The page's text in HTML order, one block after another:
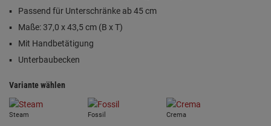
Passend für Unterschränke ab 45 cm
Maße: 37,0 x 43,5 cm (B x T)
Mit Handbetätigung
Unterbaubecken
Variante wählen
Steam Fossil Crema